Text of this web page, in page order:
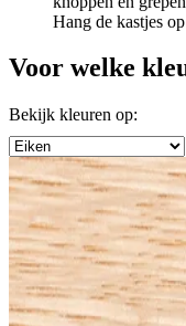
Hang de kastjes
Voor welke
Bekijk kleuren op: